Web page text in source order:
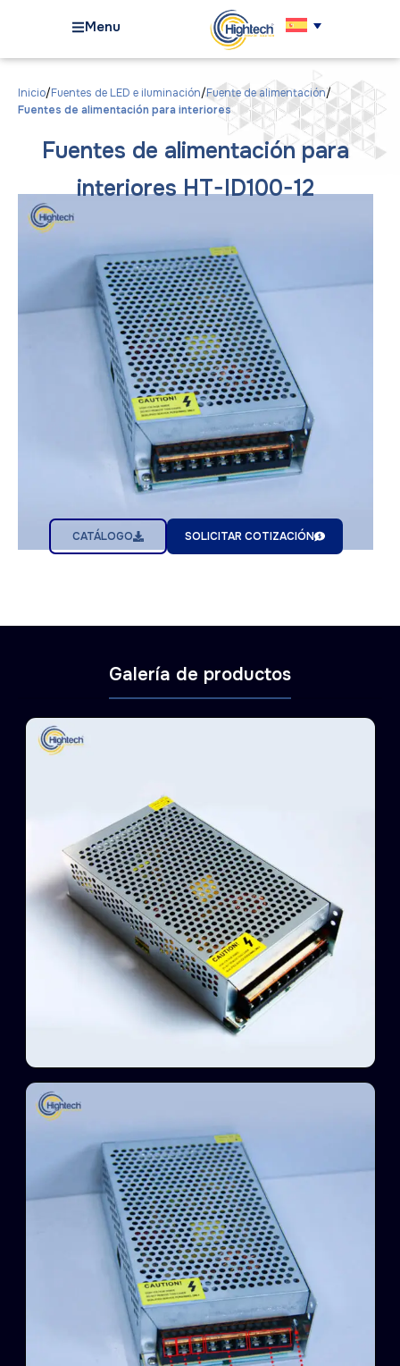
Menu
Inicio Fuentes de LED e iluminación Fuente de alimentación
Fuentes de alimentación para interiores
Fuentes de alimentación para
interiores HT-ID100-12
CATÁLOGO SOLICITAR COTIZACIÓN
Galería de productos